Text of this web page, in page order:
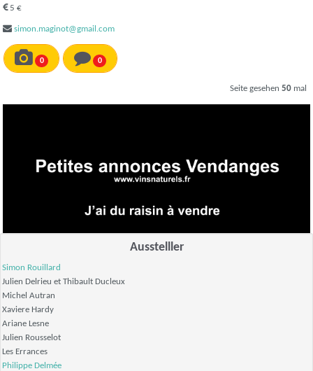
5 €
simon.maginot@gmail.com
0 0
Seite gesehen 50 mal
Ausstelller
Simon Rouillard
Julien Delrieu et Thibault Ducleux
Michel Autran
Xaviere Hardy
Ariane Lesne
Julien Rousselot
Les Errances
Philippe Delmée